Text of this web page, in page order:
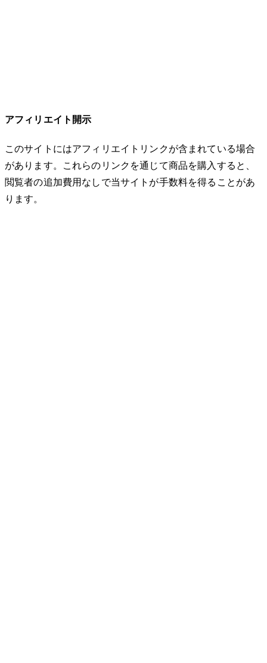
アフィリエイト開示
このサイトにはアフィリエイトリンクが含まれている場合
があります。これらのリンクを通じて商品を購入すると、
閲覧者の追加費用なしで当サイトが手数料を得ることがあ
ります。